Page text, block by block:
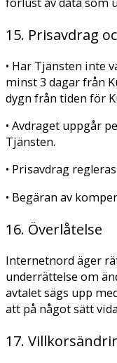
15. Prisavdrag
• Har Tjänsten inte
minst 3 dagar från
dygn från tiden för
• Avdraget uppgår
Tjänsten.
• Prisavdrag
• Begäran av
16. Överlåtelse
Internetnord äger
underrättelse om
avtalet sägs upp
att på något sätt
17.